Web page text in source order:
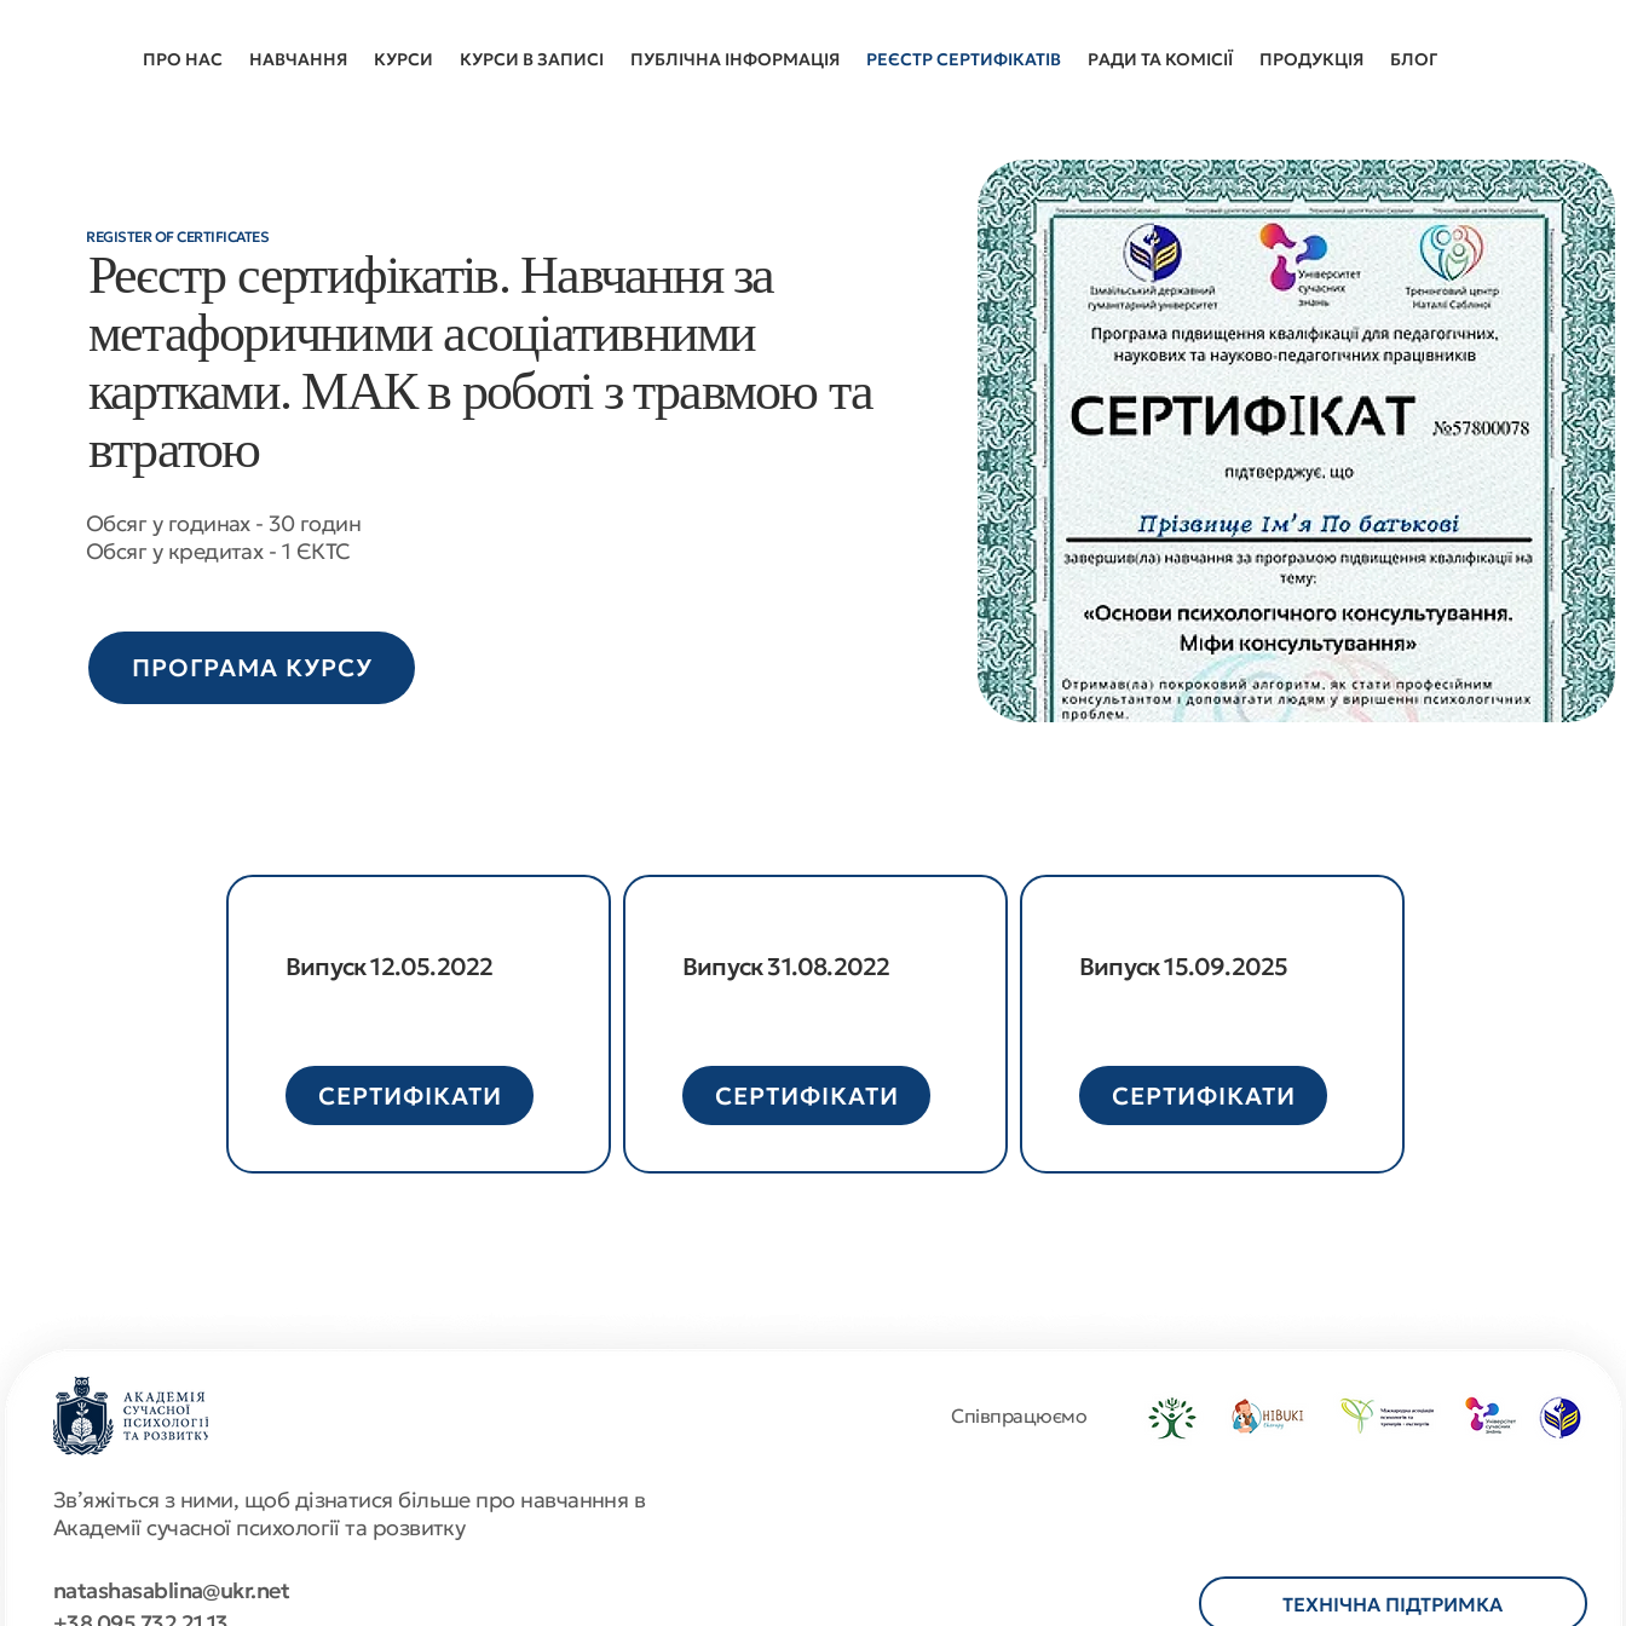
ПРО НАС НАВЧАННЯ КУРСИ КУРСИ В ЗАПИСІ ПУБЛІЧНА ІНФОРМАЦІЯ РЕЄСТР СЕРТИФІКАТІВ РАДИ ТА КОМІСІЇ ПРОДУКЦІЯ БЛОГ
REGISTER OF CERTIFICATES
Реєстр сертифікатів. Навчання за
метафоричними асоціативними
картками. МАК в роботі з травмою та
втратою
Обсяг у годинах - 30 годин
Обсяг у кредитах - 1 ЄКТС
ПРОГРАМА КУРСУ
Випуск 12.05.2022
СЕРТИФІКАТИ
Випуск 31.08.2022
СЕРТИФІКАТИ
Випуск 15.09.2025
СЕРТИФІКАТИ
Співпрацюємо
Звʼяжіться з ними, щоб дізнатися більше про навчанння в
Академії сучасної психології та розвитку
natashasablina@ukr.net
ТЕХНІЧНА ПІДТРИМКА